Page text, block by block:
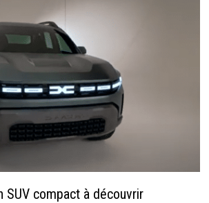
SUV compact à découvrir